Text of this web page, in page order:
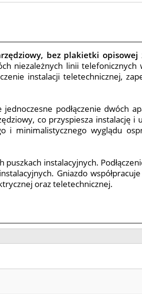
bez plakietki opisowej
niezależnych linii telefonicznych
instalacji teletechnicznej,
podłączenie dwóch
co przyspiesza instalację i
i minimalistycznego wyglądu
instalacyjnych.
Gniazdo
oraz teletechnicznej.